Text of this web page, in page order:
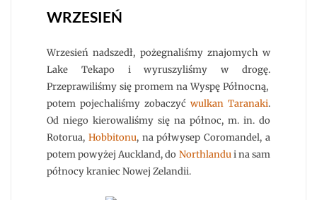
WRZESIEŃ
Wrzesień nadszedł, pożegnaliśmy znajomych w
Lake Tekapo i wyruszyliśmy w drogę.
Przeprawiliśmy się promem na Wyspę Północną,
potem pojechaliśmy zobaczyć wulkan Taranaki.
Od niego kierowaliśmy się na północ, m. in. do
Rotorua, Hobbitonu, na półwysep Coromandel, a
potem powyżej Auckland, do Northlandui na sam
północy kraniec Nowej Zelandii.